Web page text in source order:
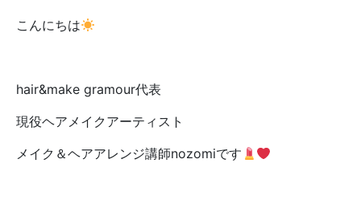
こんにちは
hair&make gramour代表
現役ヘアメイクアーティスト
メイク＆ヘアアレンジ講師nozomiです